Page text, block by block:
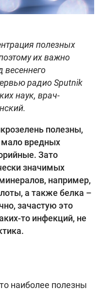
полезных
их важно
весеннего
радио Sputnik
наук, врач-
полезны,
мало вредных
Зато
значимых
например,
а также белка –
зачастую это
то инфекций, не
наиболее полезны